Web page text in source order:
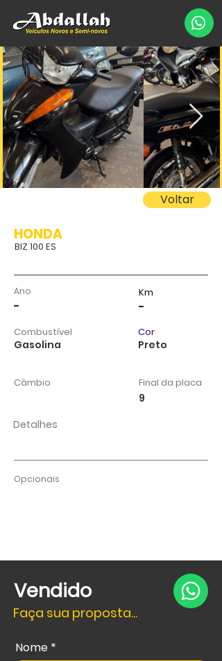
Voltar
HONDA
BIZ 100 ES
Ano
-
Combustível
Gasolina
Câmbio
Km
-
Cor
Preto
Final da placa
9
Detalhes
Opcionais
Vendido
Faça sua proposta...
Nome